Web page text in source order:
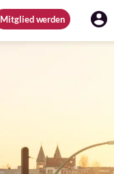
Mitglied werden